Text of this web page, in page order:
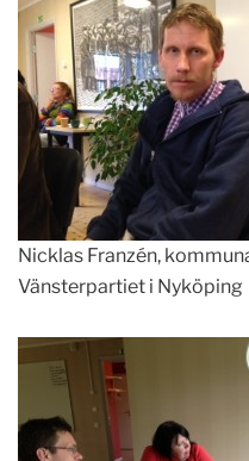
Nicklas Franzén,
Vänsterpartiet i Nyköping